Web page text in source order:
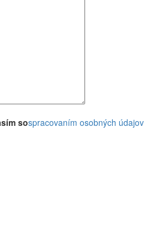
sospracovaním osobných údajov